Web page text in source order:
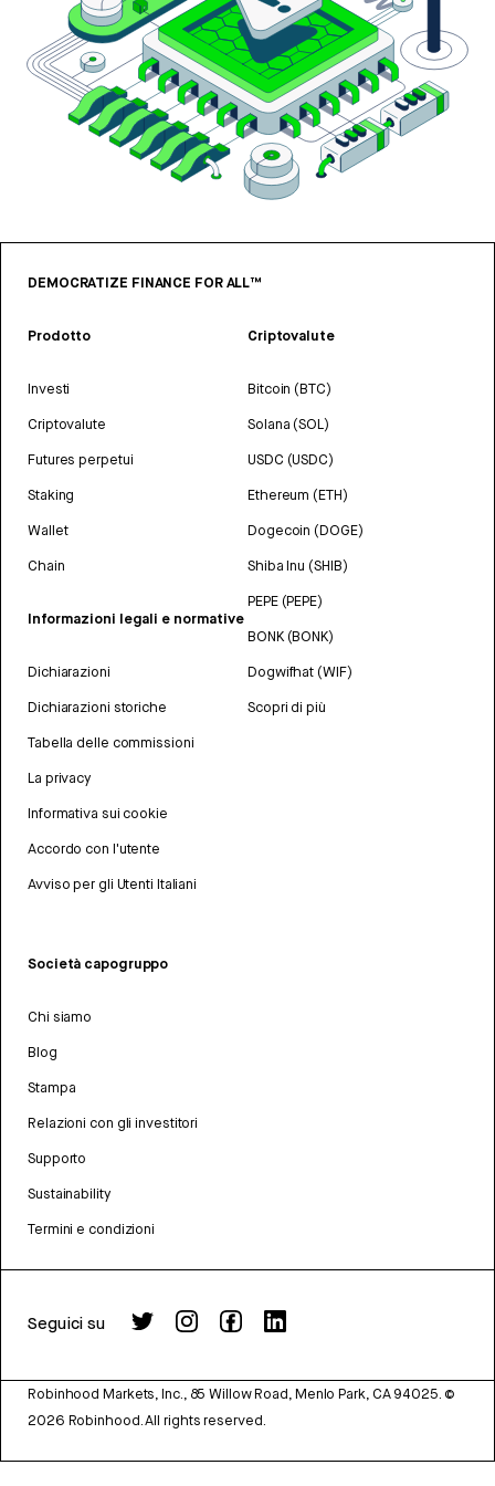
DEMOCRATIZE FINANCE FOR ALL™
Prodotto
Investi
Criptovalute
Futures perpetui
Staking
Wallet
Chain
Informazioni legali e normative
Dichiarazioni
Dichiarazioni storiche
Tabella delle commissioni
La privacy
Informativa sui cookie
Accordo con l'utente
Avviso per gli Utenti Italiani
Criptovalute
Bitcoin (BTC)
Solana (SOL)
USDC (USDC)
Ethereum (ETH)
Dogecoin (DOGE)
Shiba Inu (SHIB)
PEPE (PEPE)
BONK (BONK)
Dogwifhat (WIF)
Scopri di più
Società capogruppo
Chi siamo
Blog
Stampa
Relazioni con gli investitori
Supporto
Sustainability
Termini e condizioni
Seguici su
Robinhood Markets, Inc., 85 Willow Road, Menlo Park, CA 94025. ©
2026 Robinhood. All rights reserved.